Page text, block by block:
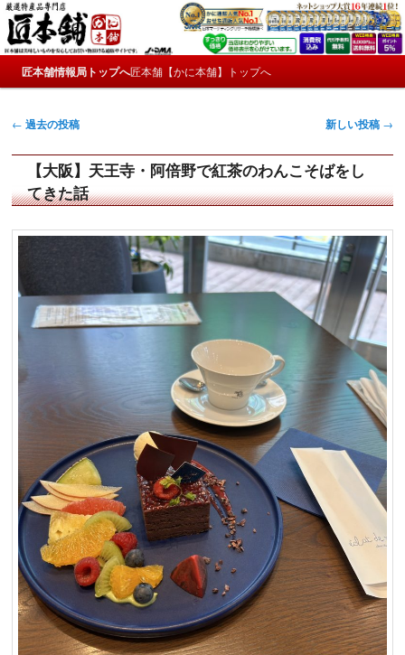
メ
イ
ン
ン
サ
ブ
コ
テ
匠本舗情報局【たくじょー！】
かにやおせちについてのおもしろ情報や興味深い記事をお届けします。
メ
コ
ツ
サ
ン
へ
匠本舗情報局トップへ匠本舗【かに本舗】トップへ
投
ナ
ゲ
シ
← 過去の投稿 新しい投稿 →
【大阪】天王寺・阿倍野で紅茶のわんこそばをし
てきた話